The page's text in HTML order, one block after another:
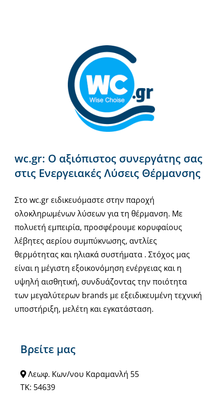
Βρείτε μας
Λεωφ. Κων/νου Καραμανλή 55
ΤΚ: 54639
wc.gr: Ο αξιόπιστος συνεργάτης σας
στις Ενεργειακές Λύσεις Θέρμανσης
Στο wc.gr ειδικευόμαστε στην παροχή
ολοκληρωμένων λύσεων για τη θέρμανση. Με
πολυετή εμπειρία, προσφέρουμε κορυφαίους
λέβητες αερίου συμπύκνωσης, αντλίες
θερμότητας και ηλιακά συστήματα . Στόχος μας
είναι η μέγιστη εξοικονόμηση ενέργειας και η
υψηλή αισθητική, συνδυάζοντας την ποιότητα
των μεγαλύτερων brands με εξειδικευμένη τεχνική
υποστήριξη, μελέτη και εγκατάσταση.